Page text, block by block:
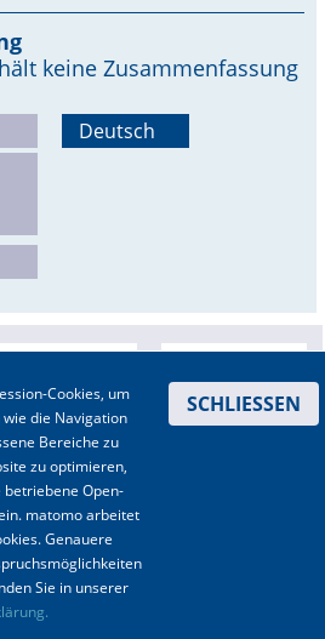
keine Zusammenfassung
Deutsch
Cookies, um
die Navigation
Bereiche zu
zu optimieren,
betriebene Open-
matomo arbeitet
Genauere
Sie in unserer
SCHLIESSEN